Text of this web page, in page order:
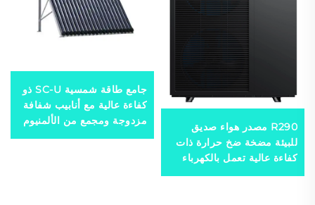
R290 مصدر هواء صديق
للبيئة مضخة ضخ حرارة ذات
كفاءة عالية تعمل بالكهرباء
للاستخدام المنزلي المريح
جامع طاقة شمسية SC-U ذو
كفاءة عالية مع أنابيب شفافة
مزدوجة ومجمع من الألمنيوم
المقاوم للتآكل لاستخدامه في